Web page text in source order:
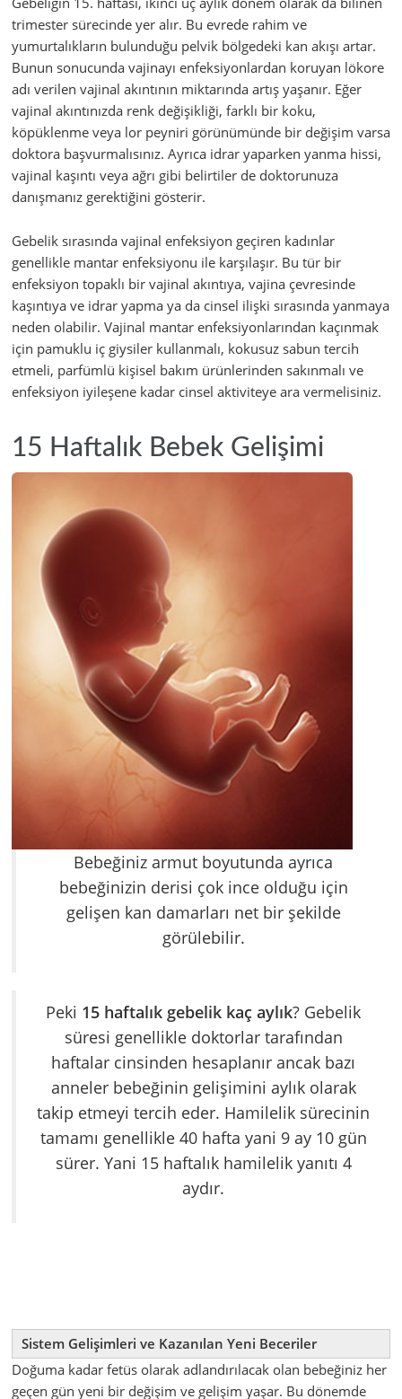
trimester sürecinde yer alır. Bu evrede rahim ve
yumurtalıkların bulunduğu pelvik bölgedeki kan akışı artar.
Bunun sonucunda vajinayı enfeksiyonlardan koruyan lökore
adı verilen vajinal akıntının miktarında artış yaşanır. Eğer
vajinal akıntınızda renk değişikliği, farklı bir koku,
köpüklenme veya lor peyniri görünümünde bir değişim varsa
doktora başvurmalısınız. Ayrıca idrar yaparken yanma hissi,
vajinal kaşıntı veya ağrı gibi belirtiler de doktorunuza
danışmanız gerektiğini gösterir.
Gebelik sırasında vajinal enfeksiyon geçiren kadınlar
genellikle mantar enfeksiyonu ile karşılaşır. Bu tür bir
enfeksiyon topaklı bir vajinal akıntıya, vajina çevresinde
kaşıntıya ve idrar yapma ya da cinsel ilişki sırasında yanmaya
neden olabilir. Vajinal mantar enfeksiyonlarından kaçınmak
için pamuklu iç giysiler kullanmalı, kokusuz sabun tercih
etmeli, parfümlü kişisel bakım ürünlerinden sakınmalı ve
enfeksiyon iyileşene kadar cinsel aktiviteye ara vermelisiniz.
15 Haftalık Bebek Gelişimi
Bebeğiniz armut boyutunda ayrıca
bebeğinizin derisi çok ince olduğu için
gelişen kan damarları net bir şekilde
görülebilir.
Peki 15 haftalık gebelik kaç aylık? Gebelik
süresi genellikle doktorlar tarafından
haftalar cinsinden hesaplanır ancak bazı
anneler bebeğinin gelişimini aylık olarak
takip etmeyi tercih eder. Hamilelik sürecinin
tamamı genellikle 40 hafta yani 9 ay 10 gün
sürer. Yani 15 haftalık hamilelik yanıtı 4
aydır.
Sistem Gelişimleri ve Kazanılan Yeni Beceriler
Doğuma kadar fetüs olarak adlandırılacak olan bebeğiniz her
geçen gün yeni bir değişim ve gelişim yaşar. Bu dönemde